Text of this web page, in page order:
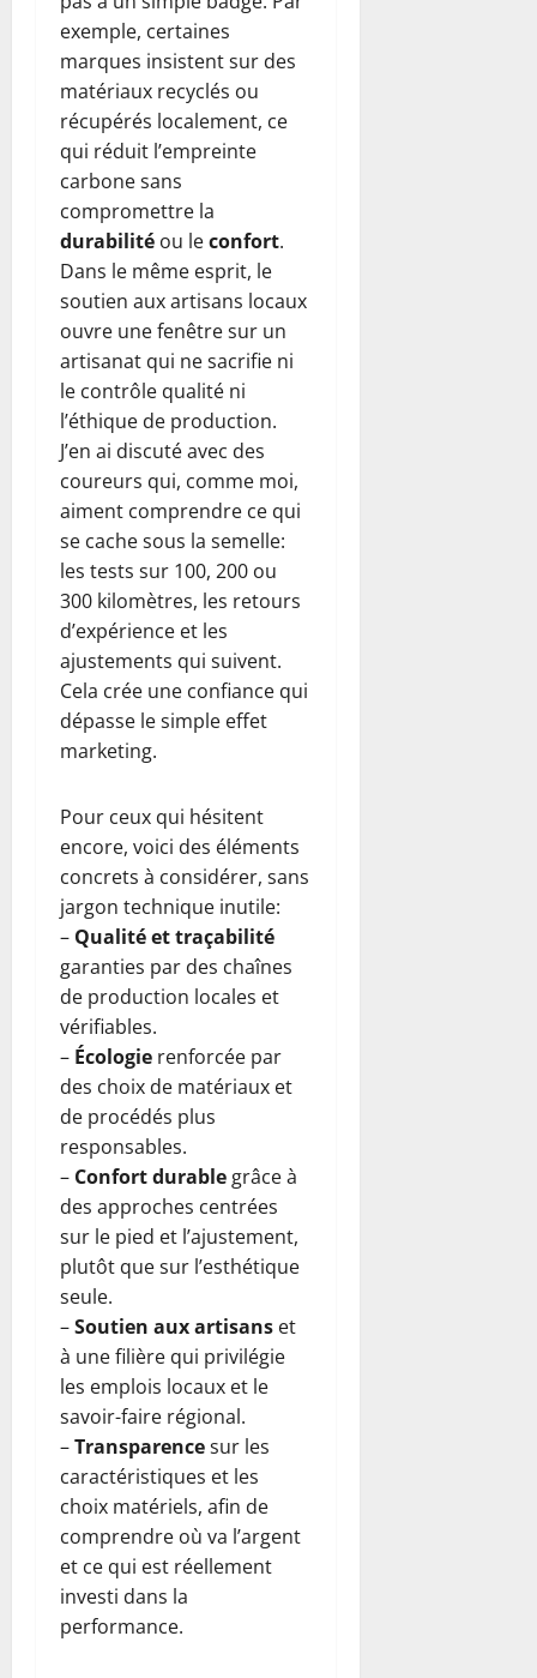
exemple, certaines
marques insistent sur des
matériaux recyclés ou
récupérés localement, ce
qui réduit l’empreinte
carbone sans
compromettre la
durabilité ou leconfort.
Dans le même esprit, le
soutien aux artisans locaux
ouvre une fenêtre sur un
artisanat qui ne sacrifie ni
le contrôle qualité ni
l’éthique de production.
J’en ai discuté avec des
coureurs qui, comme moi,
aiment comprendre ce qui
se cache sous la semelle:
les tests sur 100, 200 ou
300 kilomètres, les retours
d’expérience et les
ajustements qui suivent.
Cela crée une confiance qui
dépasse le simple effet
marketing.
Pour ceux qui hésitent
encore, voici des éléments
concrets à considérer, sans
jargon technique inutile:
– Qualité et traçabilité
garanties par des chaînes
de production locales et
vérifiables.
– Écologie renforcée par
des choix de matériaux et
de procédés plus
responsables.
– Confort durable grâce à
des approches centrées
sur le pied et l’ajustement,
plutôt que sur l’esthétique
seule.
–Soutien aux artisans et
à une filière qui privilégie
les emplois locaux et le
savoir-faire régional.
–Transparencesur les
caractéristiques et les
choix matériels, afin de
comprendre où va l’argent
et ce qui est réellement
investi dans la
performance.